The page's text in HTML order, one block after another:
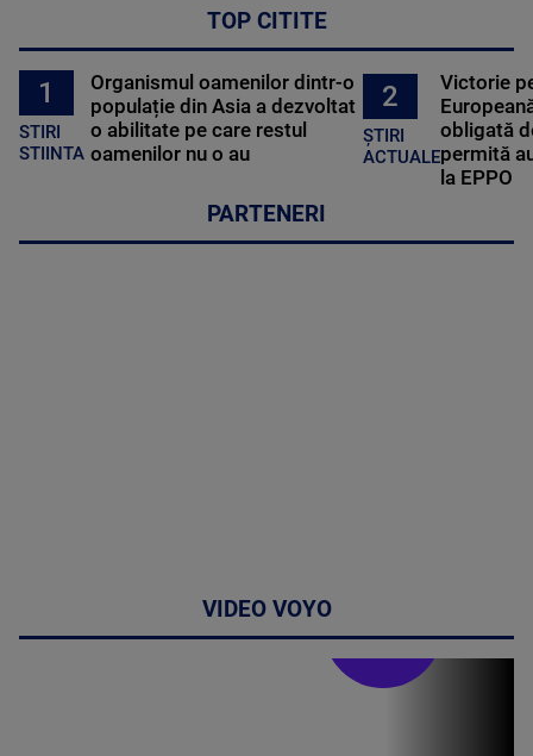
TOP CITITE
1
STIRI
STIINTA
Organismul oamenilor dintr-o
populație din Asia a dezvoltat
o abilitate pe care restul
oamenilor nu o au
2
ȘTIRI
ACTUALE
Victorie
obligată
permită
la EPPO
PARTENERI
VIDEO VOYO